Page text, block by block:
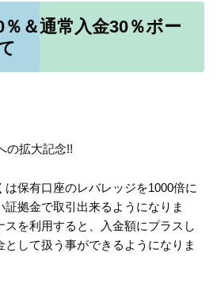
＆通常入金30％ボー
の拡大記念!!
保有口座のレバレッジを1000倍に
拠金で取引出来るようになりま
を利用すると、入金額にプラスし
して扱う事ができるようになりま